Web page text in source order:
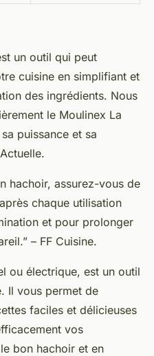
un outil qui peut
cuisine en simplifiant et
des ingrédients. Nous
le Moulinex La
puissance et sa
hachoir, assurez-vous de
chaque utilisation
et pour prolonger
– FF Cuisine.
ou électrique, est un outil
Il vous permet de
faciles et délicieuses
vos
bon hachoir et en